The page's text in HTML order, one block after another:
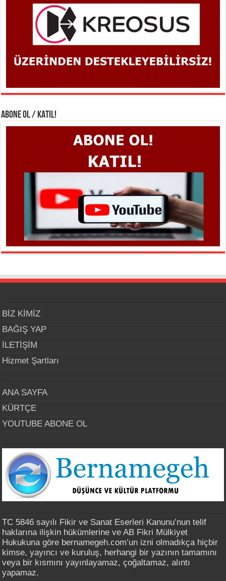
ABONE OL / KATIL!
BİZ KİMİZ
BAĞIŞ YAP
İLETİŞİM
Hizmet Şartları
ANA SAYFA
KÜRTÇE
YOUTUBE ABONE OL
TC 5846 sayılı Fikir ve Sanat Eserleri Kanunu’nun telif
haklarına ilişkin hükümlerine ve AB Fikri Mülkiyet
Hukukuna göre bernamegeh.com’un izni olmadıkça hiçbir
kimse, yayıncı ve kuruluş, herhangi bir yazının tamamını
veya bir kısmını yayınlayamaz, çoğaltamaz, alıntı
yapamaz.